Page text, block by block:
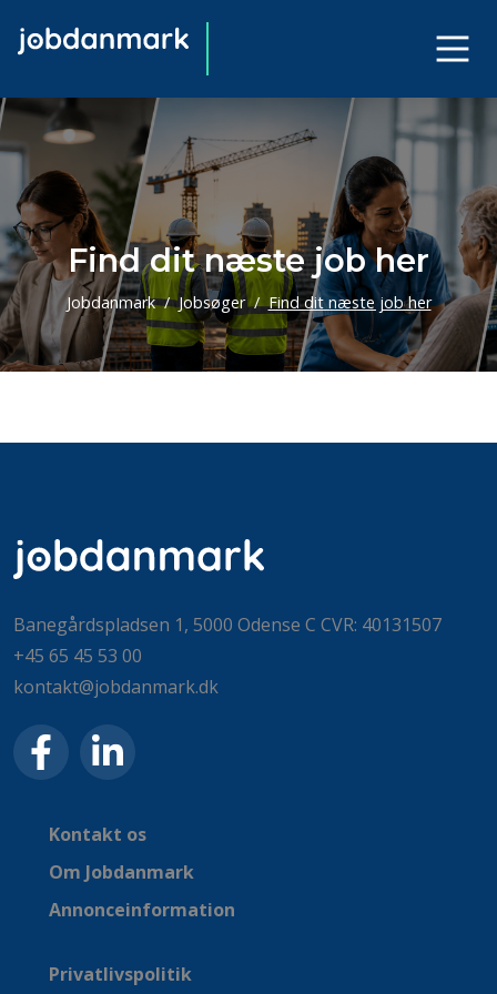
Find dit næste job her
Jobdanmark Jobsøger Find dit næste job her
Banegårdspladsen 1, 5000 Odense C CVR: 40131507
+45 65 45 53 00
kontakt@jobdanmark.dk
Kontakt os
Om Jobdanmark
Annonceinformation
Privatlivspolitik